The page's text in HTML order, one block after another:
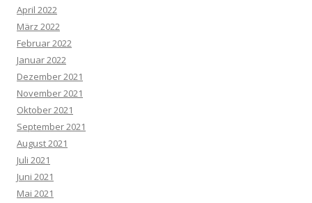
April 2022
März 2022
Februar 2022
Januar 2022
Dezember 2021
November 2021
Oktober 2021
September 2021
August 2021
Juli 2021
Juni 2021
Mai 2021